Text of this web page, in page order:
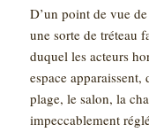
D’un point de vue
une sorte de tréteau
duquel les acteurs
espace
plage, le salon, la
impeccablement